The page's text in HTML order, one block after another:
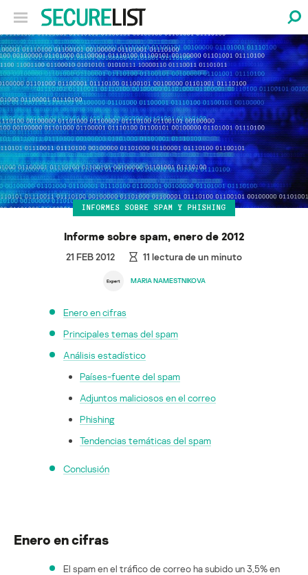
INFORMES SOBRE SPAM Y PHISHING
Informe sobre spam, enero de 2012
21 FEB 2012 11 lectura de un minuto
MARIA NAMESTNIKOVA
Enero en cifras
Principales temas del spam
Análisis estadístico
Países-fuente del spam
Adjuntos maliciosos en el correo
Phishing
Tendencias temáticas del spam
Conclusión
Enero en cifras
El spam en el tráfico de correo ha subido un 3,5% en